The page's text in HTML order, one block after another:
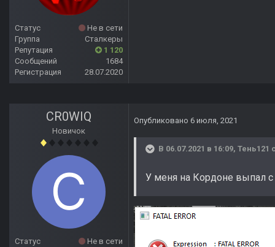
Статус
Не в сети
Группа
Сталкеры
Репутация
1 120
Сообщений
1684
Регистрация
28.07.2020
CR0WIQ
Новичок
Статус
Не в сети
Опубликовано 6 июля, 2021
В 06.07.2021 в 16:09, Тень121
У меня на Кордоне выпал с